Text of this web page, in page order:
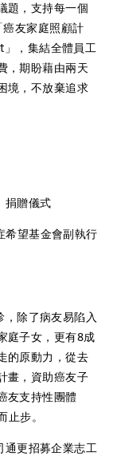
題，支持每一個
癌友家庭照顧計
，集結全體員工
，期盼藉由兩天
境，不放棄追求
捐贈儀式
希望基金會副執行
除了病友易陷入
庭子女，更有8成
的原動力，從去
畫，資助癌友子
友支持性團體
步。
更招募企業志工